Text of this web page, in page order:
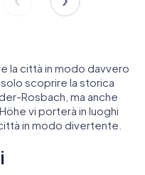
la città in modo davvero
scoprire la storica
Rosbach, ma anche
vi porterà in luoghi
in modo divertente.